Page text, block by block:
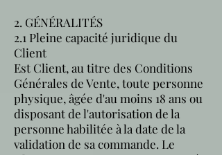
2. GÉNÉRALITÉS
2.1 Pleine capacité juridique du
Client
Est Client, au titre des Conditions
Générales de Vente, toute personne
physique, âgée d'au moins 18 ans ou
disposant de l'autorisation de la
personne habilitée à la date de la
validation de sa commande. Le